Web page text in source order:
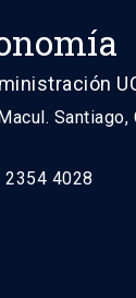
Santiago,
4028